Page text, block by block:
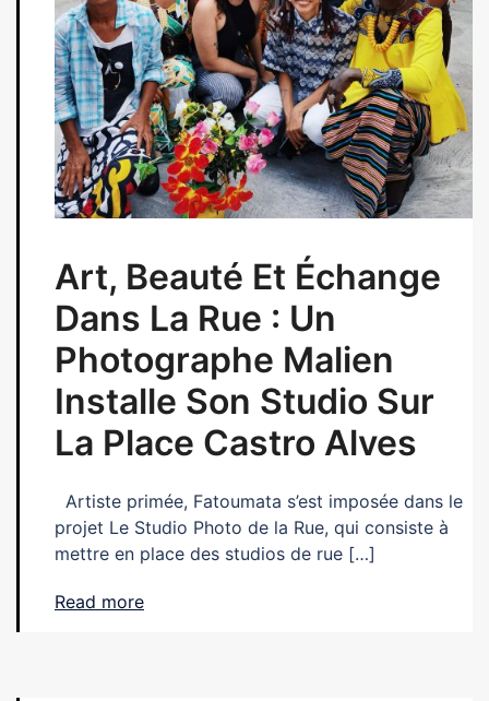
Art, Beauté Et Échange
Dans La Rue : Un
Photographe Malien
Installe Son Studio Sur
La Place Castro Alves
Artiste primée, Fatoumata s’est imposée dans le
projet Le Studio Photo de la Rue, qui consiste à
mettre en place des studios de rue […]
Read more